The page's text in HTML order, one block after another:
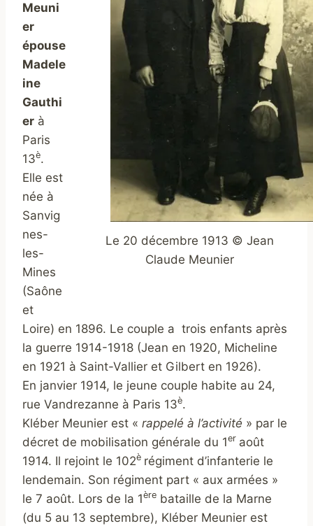
Le 20 décembre 1913 © Jean
Claude Meunier
Meuni
er
épouse
Madele
ine
Gauthi
er à
Paris
13è.
Elle est
née à
Sanvig
nes-
les-
Mines
(Saône
et
Loire) en 1896. Le couple a trois enfants après
la guerre 1914-1918 (Jean en 1920, Micheline
en 1921 à Saint-Vallier et Gilbert en 1926).
En janvier 1914, le jeune couple habite au 24,
rue Vandrezanne à Paris 13è.
Kléber Meunier est « rappelé à l’activité » par le
décret de mobilisation générale du 1er août
1914. Il rejoint le 102è régiment d’infanterie le
lendemain. Son régiment part « aux armées »
le 7 août. Lors de la 1ère bataille de la Marne
(du 5 au 13 septembre), Kléber Meunier est